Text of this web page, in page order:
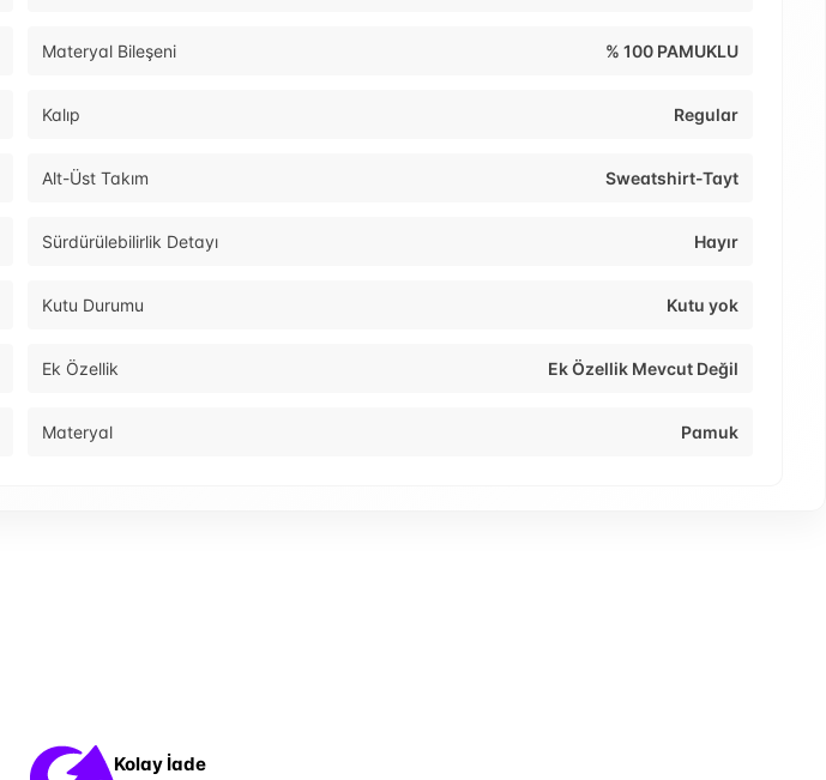
Materyal Bileşeni % 100 PAMUKLU
Kalıp Regular
Alt-Üst Takım Sweatshirt-Tayt
Sürdürülebilirlik Detayı Hayır
Kutu Durumu Kutu yok
Ek Özellik Ek Özellik Mevcut Değil
Materyal Pamuk
Kolay İade